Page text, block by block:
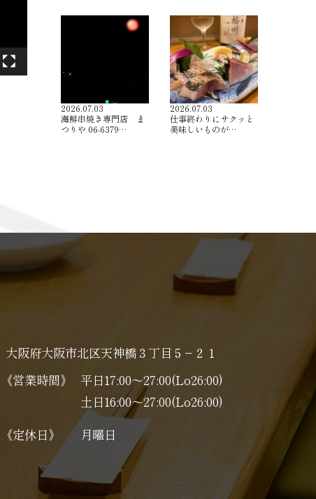
2026.07.03
海鮮串焼き専門店 ま
つりや 06-6379…
2026.07.03
仕事終わりにサクッと
美味しいものが…
大阪府大阪市北区天神橋３丁目５−２１
《営業時間》
平日17:00～27:00(Lo26:00)
土日16:00～27:00(Lo26:00)
《定休日》
月曜日